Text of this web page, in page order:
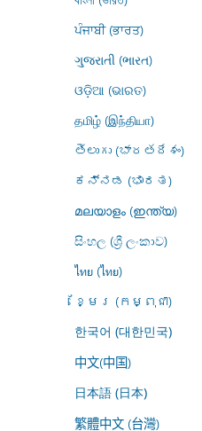
ਪੰਜਾਬੀ (ਭਾਰਤ)
ગુજરાતી (ભારત)
ଓଡ଼ିଆ (ଭାରତ)
தமிழ் (இந்தியா)
తెలుగు (భారతదేశం)
ಕನ್ನಡ (ಭಾರತ)
മലയാളം (ഇന്ത്യ)
සිංහල (ශ්‍රී ලංකාව)
ไทย (ไทย)
ខ្មែរ (កម្ពុជា)
한국어 (대한민국)
中文(中国)
日本語 (日本)
繁體中文 (台灣)